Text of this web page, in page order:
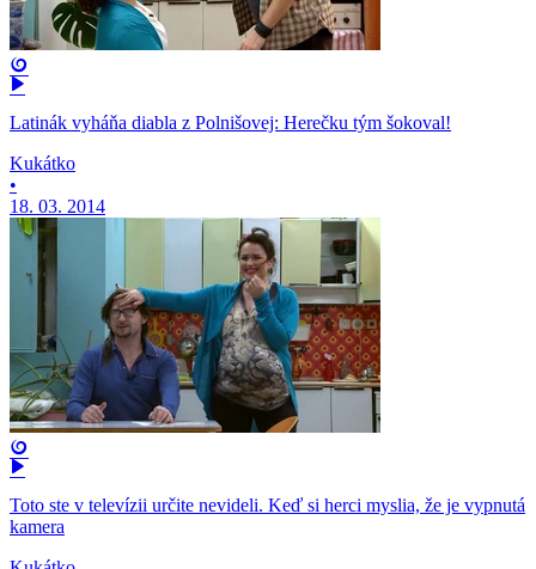
Latinák vyháňa diabla z Polnišovej: Herečku tým šokoval!
Kukátko
•
18. 03. 2014
Toto ste v televízii určite nevideli. Keď si herci myslia, že je vypnutá
kamera